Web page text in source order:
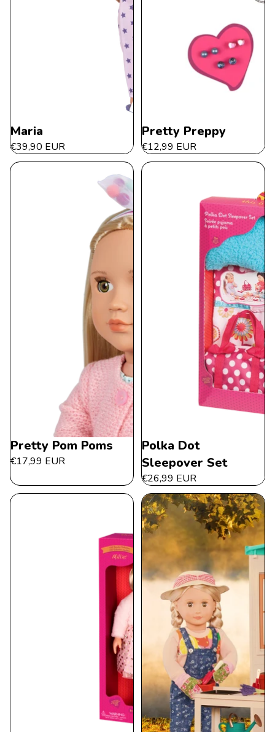
Maria
€39,90 EUR
Pretty Preppy
€12,99 EUR
Pretty Pom Poms
€17,99 EUR
Polka Dot
Sleepover Set
€26,99 EUR